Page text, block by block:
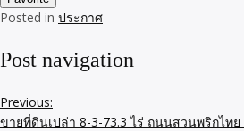
Posted in ประกาศ
Post navigation
Previous:
ขายที่ดินเปล่า 8-3-73.3 ไร่ ถนนสวนพริกไทย